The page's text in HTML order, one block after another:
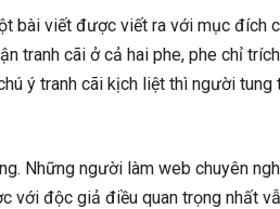
bài viết được viết ra với mục đích
tranh cãi ở cả hai phe, phe chỉ
ý tranh cãi kịch liệt thì người tung
Những người làm web chuyên
với độc giả điều quan trọng nhất